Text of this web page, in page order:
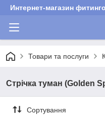
Интернет-магазин
Товари та послуги
Стрічка туман (Golden
Сортування